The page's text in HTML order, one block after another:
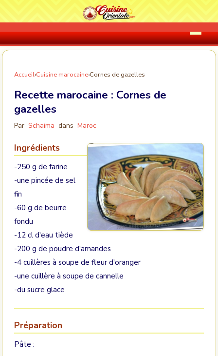
Accueil›Cuisine marocaine›Cornes de gazelles
Recette marocaine : Cornes de
gazelles
Par Schaima dans Maroc
Ingrédients
-250 g de farine
-une pincée de sel
fin
-60 g de beurre
fondu
-12 cl d'eau tiède
-200 g de poudre d'amandes
-4 cuillères à soupe de fleur d'oranger
-une cuillère à soupe de cannelle
-du sucre glace
Préparation
Pâte :